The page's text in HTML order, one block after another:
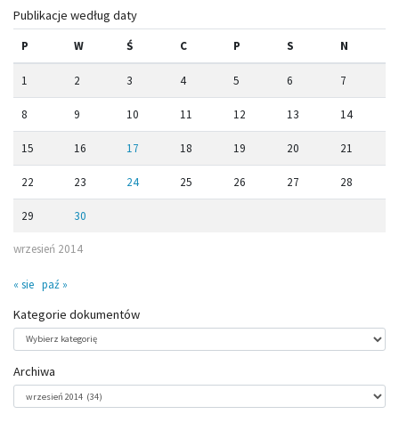
Publikacje według daty
wrzesień 2014
P W Ś C P S N
1 2 3 4 5 6 7
8 9 10 11 12 13 14
15 16 17 18 19 20 21
22 23 24 25 26 27 28
29 30
« sie paź »
Kategorie dokumentów
Kategorie
dokumentów
Archiwa